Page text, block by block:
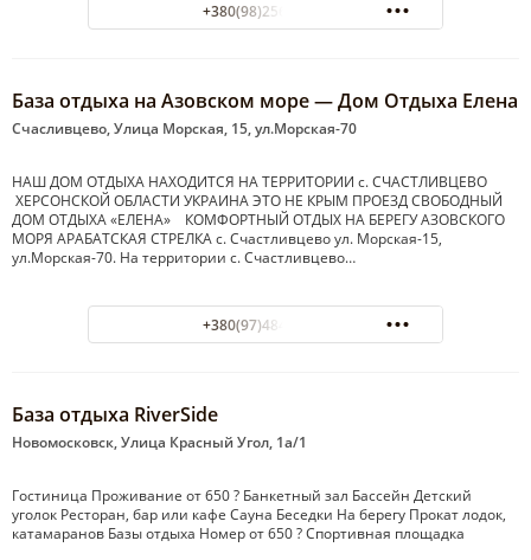
+380(98)256-23-71
База отдыха на Азовском море — Дом Отдыха Елена
Счасливцево, Улица Морская, 15, ул.Морская-70
НАШ ДОМ ОТДЫХА НАХОДИТСЯ НА ТЕРРИТОРИИ с. СЧАСТЛИВЦЕВО
ХЕРСОНСКОЙ ОБЛАСТИ УКРАИНА ЭТО НЕ КРЫМ ПРОЕЗД СВОБОДНЫЙ
ДОМ ОТДЫХА «ЕЛЕНА» КОМФОРТНЫЙ ОТДЫХ НА БЕРЕГУ АЗОВСКОГО
МОРЯ АРАБАТСКАЯ СТРЕЛКА с. Счастливцево ул. Морская-15,
ул.Морская-70. На территории с. Счастливцево…
+380(97)484-85-88
База отдыха RiverSide
Новомосковск, Улица Красный Угол, 1а/1
Гостиница Проживание от 650 ? Банкетный зал Бассейн Детский
уголок Ресторан, бар или кафе Сауна Беседки На берегу Прокат лодок,
катамаранов Базы отдыха Номер от 650 ? Спортивная площадка